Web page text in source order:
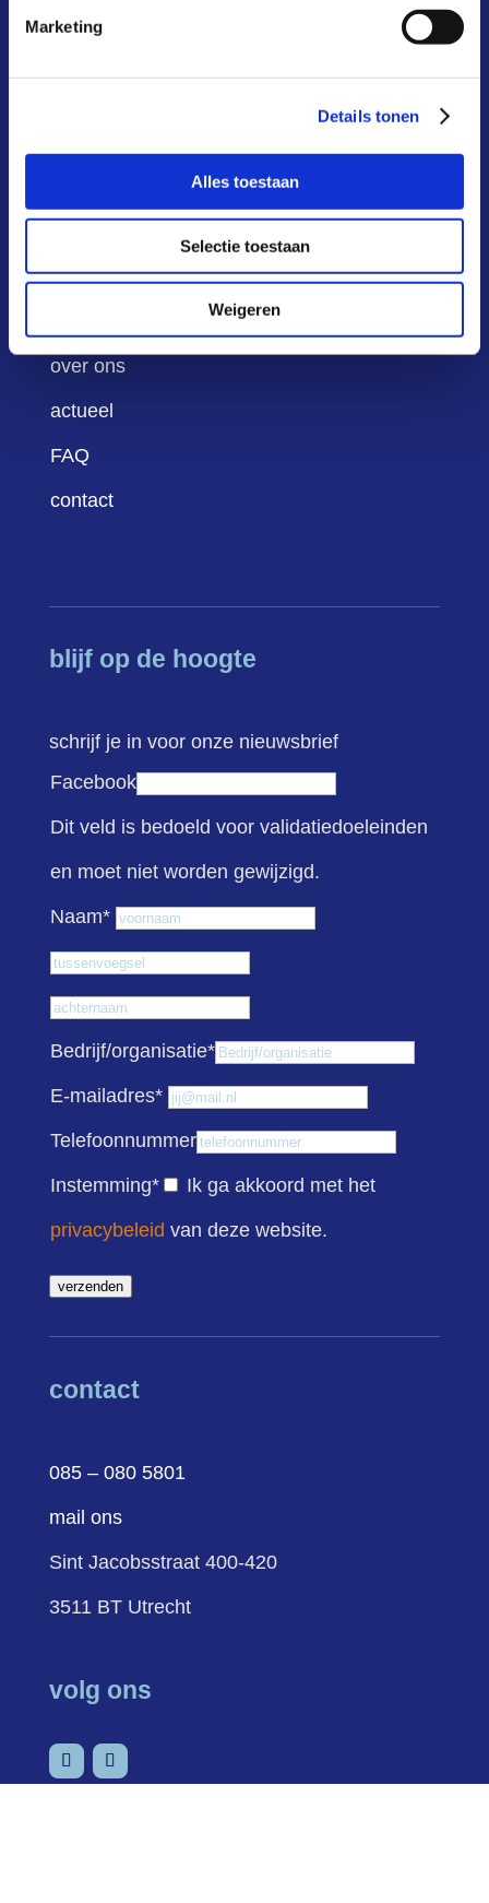
Marketing
Details tonen
Alles toestaan
Selectie toestaan
Weigeren
deelnemers
over ons
actueel
FAQ
contact
blijf op de hoogte
schrijf je in voor onze nieuwsbrief
Facebook
Dit veld is bedoeld voor validatiedoeleinden
en moet niet worden gewijzigd.
Naam*
Bedrijf/organisatie*
E-mailadres*
Telefoonnummer
Instemming* Ik ga akkoord met het
privacybeleid van deze website.
verzenden
contact
085 – 080 5801
mail ons
Sint Jacobsstraat 400-420
3511 BT Utrecht
volg ons
VolgenVolgen